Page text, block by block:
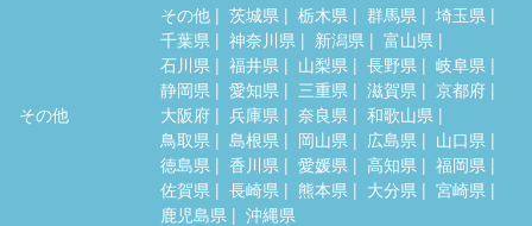
その他
その他 茨城県 栃木県 群馬県
埼玉県
千葉県
神奈川県 新潟県
富山県
石川県
福井県 山梨県 長野県
岐阜県
静岡県
愛知県 三重県 滋賀県
京都府
大阪府
兵庫県 奈良県
和歌山県
鳥取県
島根県 岡山県 広島県
山口県
徳島県
香川県 愛媛県 高知県
福岡県
佐賀県
長崎県 熊本県 大分県
宮崎県
鹿児島県
沖縄県